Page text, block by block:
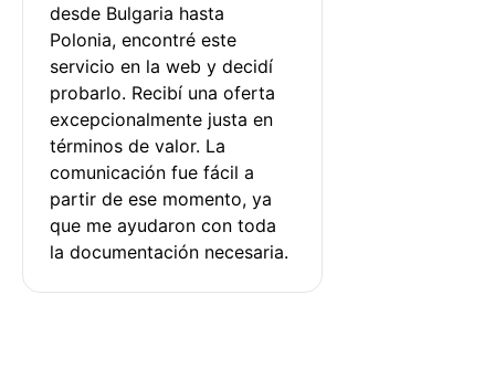
desde Bulgaria hasta
Polonia, encontré este
servicio en la web y decidí
probarlo. Recibí una oferta
excepcionalmente justa en
términos de valor. La
comunicación fue fácil a
partir de ese momento, ya
que me ayudaron con toda
la documentación necesaria.